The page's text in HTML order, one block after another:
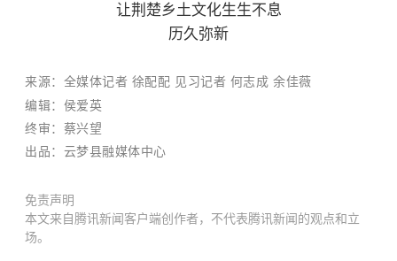
让荆楚乡土文化生生不息
历久弥新
来源： 全媒体记者 徐配配 见习记者 何志成 余佳薇
编辑：侯爱英
终审： 蔡兴望
出品：云梦县融媒体中心
免责声明
本文来自腾讯新闻客户端创作者，不代表腾讯新闻的观点和立
场。